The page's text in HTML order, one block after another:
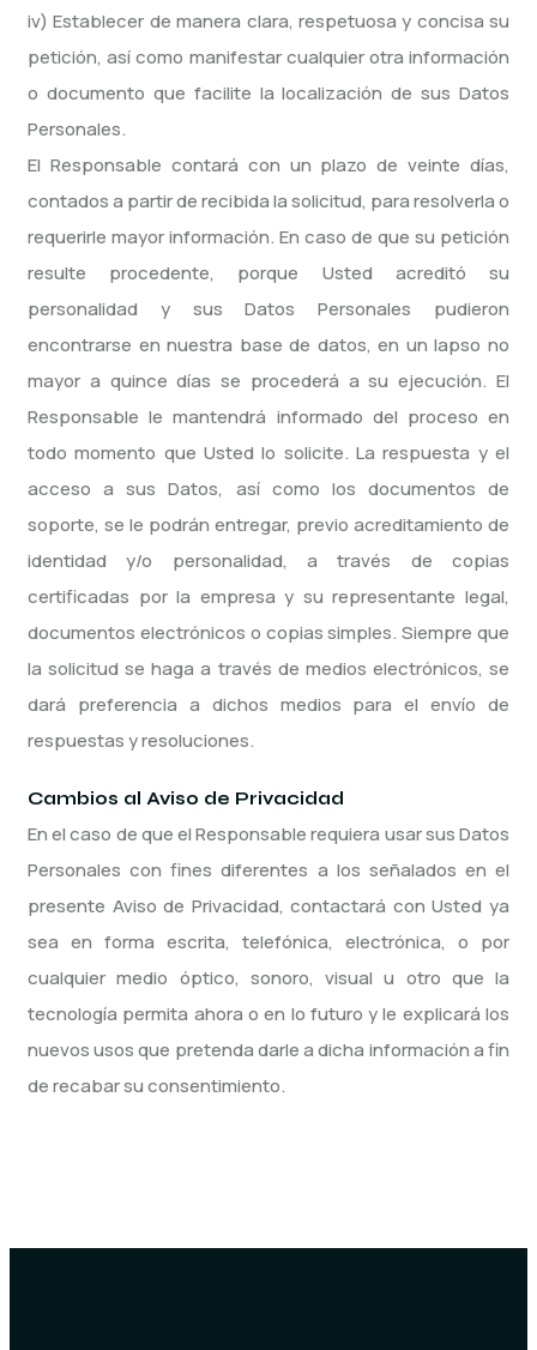
iv) Establecer de manera clara, respetuosa y concisa su
petición, así como manifestar cualquier otra información
o documento que facilite la localización de sus Datos
Personales.
El Responsable contará con un plazo de veinte días,
contados a partir de recibida la solicitud, para resolverla o
requerirle mayor información. En caso de que su petición
resulte procedente, porque Usted acreditó su
personalidad y sus Datos Personales pudieron
encontrarse en nuestra base de datos, en un lapso no
mayor a quince días se procederá a su ejecución. El
Responsable le mantendrá informado del proceso en
todo momento que Usted lo solicite. La respuesta y el
acceso a sus Datos, así como los documentos de
soporte, se le podrán entregar, previo acreditamiento de
identidad y/o personalidad, a través de copias
certificadas por la empresa y su representante legal,
documentos electrónicos o copias simples. Siempre que
la solicitud se haga a través de medios electrónicos, se
dará preferencia a dichos medios para el envío de
respuestas y resoluciones.
Cambios al Aviso de Privacidad
En el caso de que el Responsable requiera usar sus Datos
Personales con fines diferentes a los señalados en el
presente Aviso de Privacidad, contactará con Usted ya
sea en forma escrita, telefónica, electrónica, o por
cualquier medio óptico, sonoro, visual u otro que la
tecnología permita ahora o en lo futuro y le explicará los
nuevos usos que pretenda darle a dicha información a fin
de recabar su consentimiento.